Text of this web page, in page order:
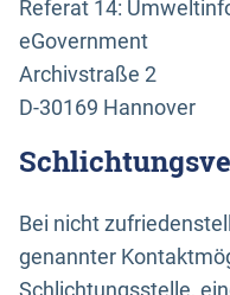
Referat 14:
eGovernment
Archivstraße 2
D-30169 Hannover
Bei nicht
genannter
Schlichtungsstelle,